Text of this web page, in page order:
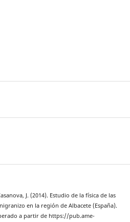
J. (2014). Estudio de la física de las
en la región de Albacete (España).
a partir de https://pub.ame-